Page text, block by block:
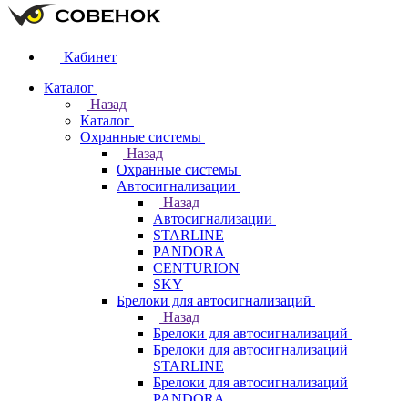
Кабинет
Каталог
Назад
Каталог
Охранные системы
Назад
Охранные системы
Автосигнализации
Назад
Автосигнализации
STARLINE
PANDORA
CENTURION
SKY
Брелоки для автосигнализаций
Назад
Брелоки для автосигнализаций
Брелоки для автосигнализаций
STARLINE
Брелоки для автосигнализаций